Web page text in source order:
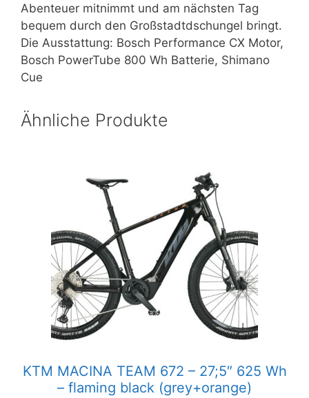
Abenteuer mitnimmt und am nächsten Tag
bequem durch den Großstadtdschungel bringt.
Die Ausstattung: Bosch Performance CX Motor,
Bosch PowerTube 800 Wh Batterie, Shimano
Cue
Ähnliche Produkte
KTM MACINA TEAM 672 – 27;5″ 625 Wh
– flaming black (grey+orange)